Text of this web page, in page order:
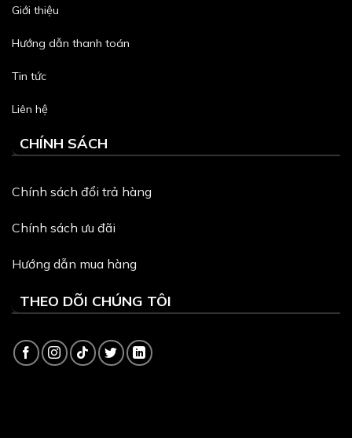
Giới thiệu
Hướng dẫn thanh toán
Tin tức
Liên hệ
CHÍNH SÁCH
Chính sách đổi trả hàng
Chính sách ưu đãi
Hướng dẫn mua hàng
THEO DÕI CHÚNG TÔI